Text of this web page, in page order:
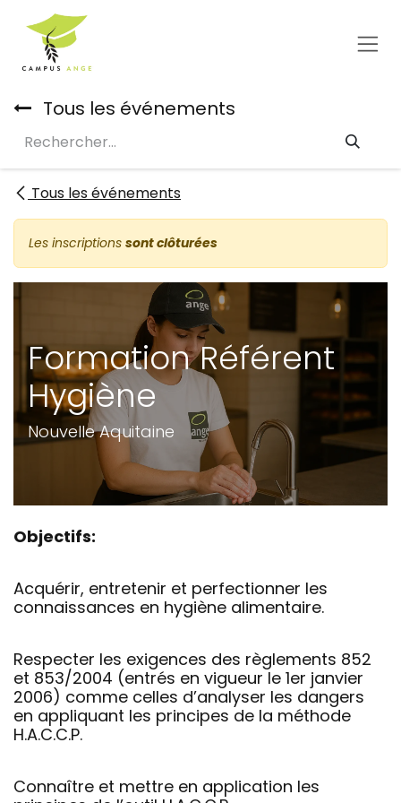
Se rendre au contenu
Tous les événements
Tous les événements
Les inscriptions sont clôturées
Formation Référent
Hygiène
Nouvelle Aquitaine
Objectifs:
Acquérir, entretenir et perfectionner les
connaissances en hygiène alimentaire.
Respecter les exigences des règlements 852
et 853/2004 (entrés en vigueur le 1er janvier
2006) comme celles d’analyser les dangers
en appliquant les principes de la méthode
H.A.C.C.P.
Connaître et mettre en application les